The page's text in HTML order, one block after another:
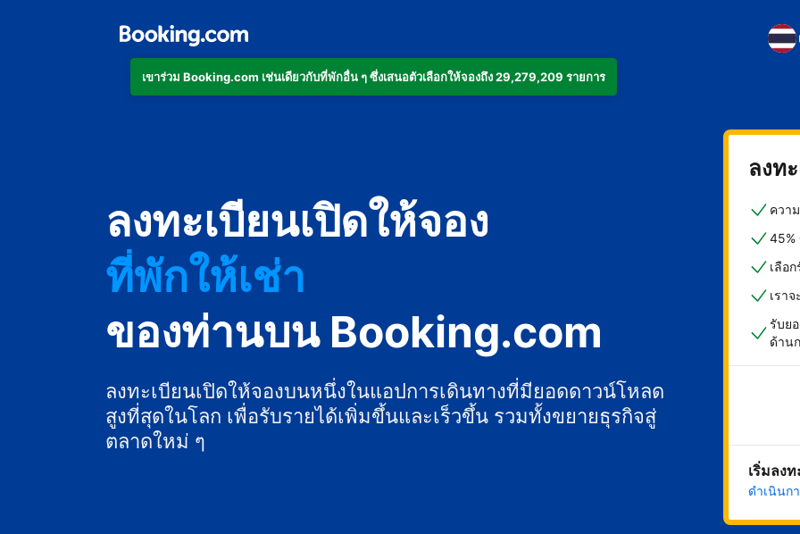
เข้าร่วม Booking.com เช่นเดียวกับที่พักอื่น ๆ ซึ่งเสนอตัวเลือกให้จองถึง 29,279,209 รายการ
ลงทะเบียนเปิดให้จอง
โรงแรม
ที่พักให้เช่า
เกสต์เฮาส์
บีแอนด์บี
ของท่านบน Booking.com
ลงทะเบียนเปิดให้จองบนหนึ่งในแอปการเดินทางที่มียอดดาวน์โหลด
สูงที่สุดในโลก เพื่อรับรายได้เพิ่มขึ้นและเร็วขึ้น รวมทั้งขยายธุรกิจสู่
ตลาดใหม่ ๆ
ลงท
ควา
45%
เลือ
เรา
รับย
ด้าน
เริ่มลง
ดำเนินก